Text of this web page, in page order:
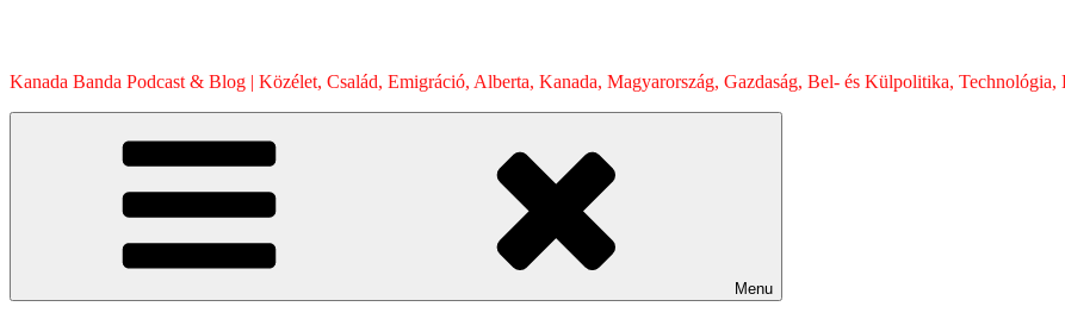
Kanada Banda Podcast & Blog | Közélet, Család, Emigráció, Alberta, Kanada, Magyarország, Gazdaság, Bel- és Külpolitika, Technológia,
Menu